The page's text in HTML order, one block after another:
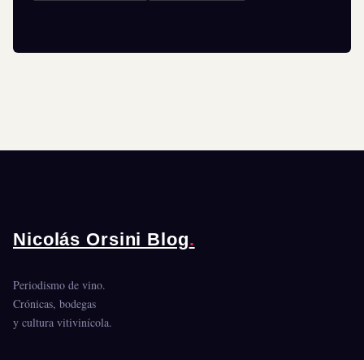
Nicolás Orsini Blog.
Periodismo de vino.
Crónicas, bodegas
y cultura vitivinícola.